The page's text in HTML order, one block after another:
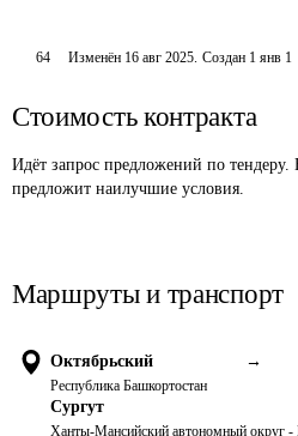
64 Изменён 16 авг 2025. Создан 1 янв 1
Стоимость контракта
Идёт запрос предложений по тендеру.
предложит наилучшие условия.
Маршруты и транспорт
Октябрьский →
Республика Башкортостан
Сургут
Ханты-Мансийский автономный округ